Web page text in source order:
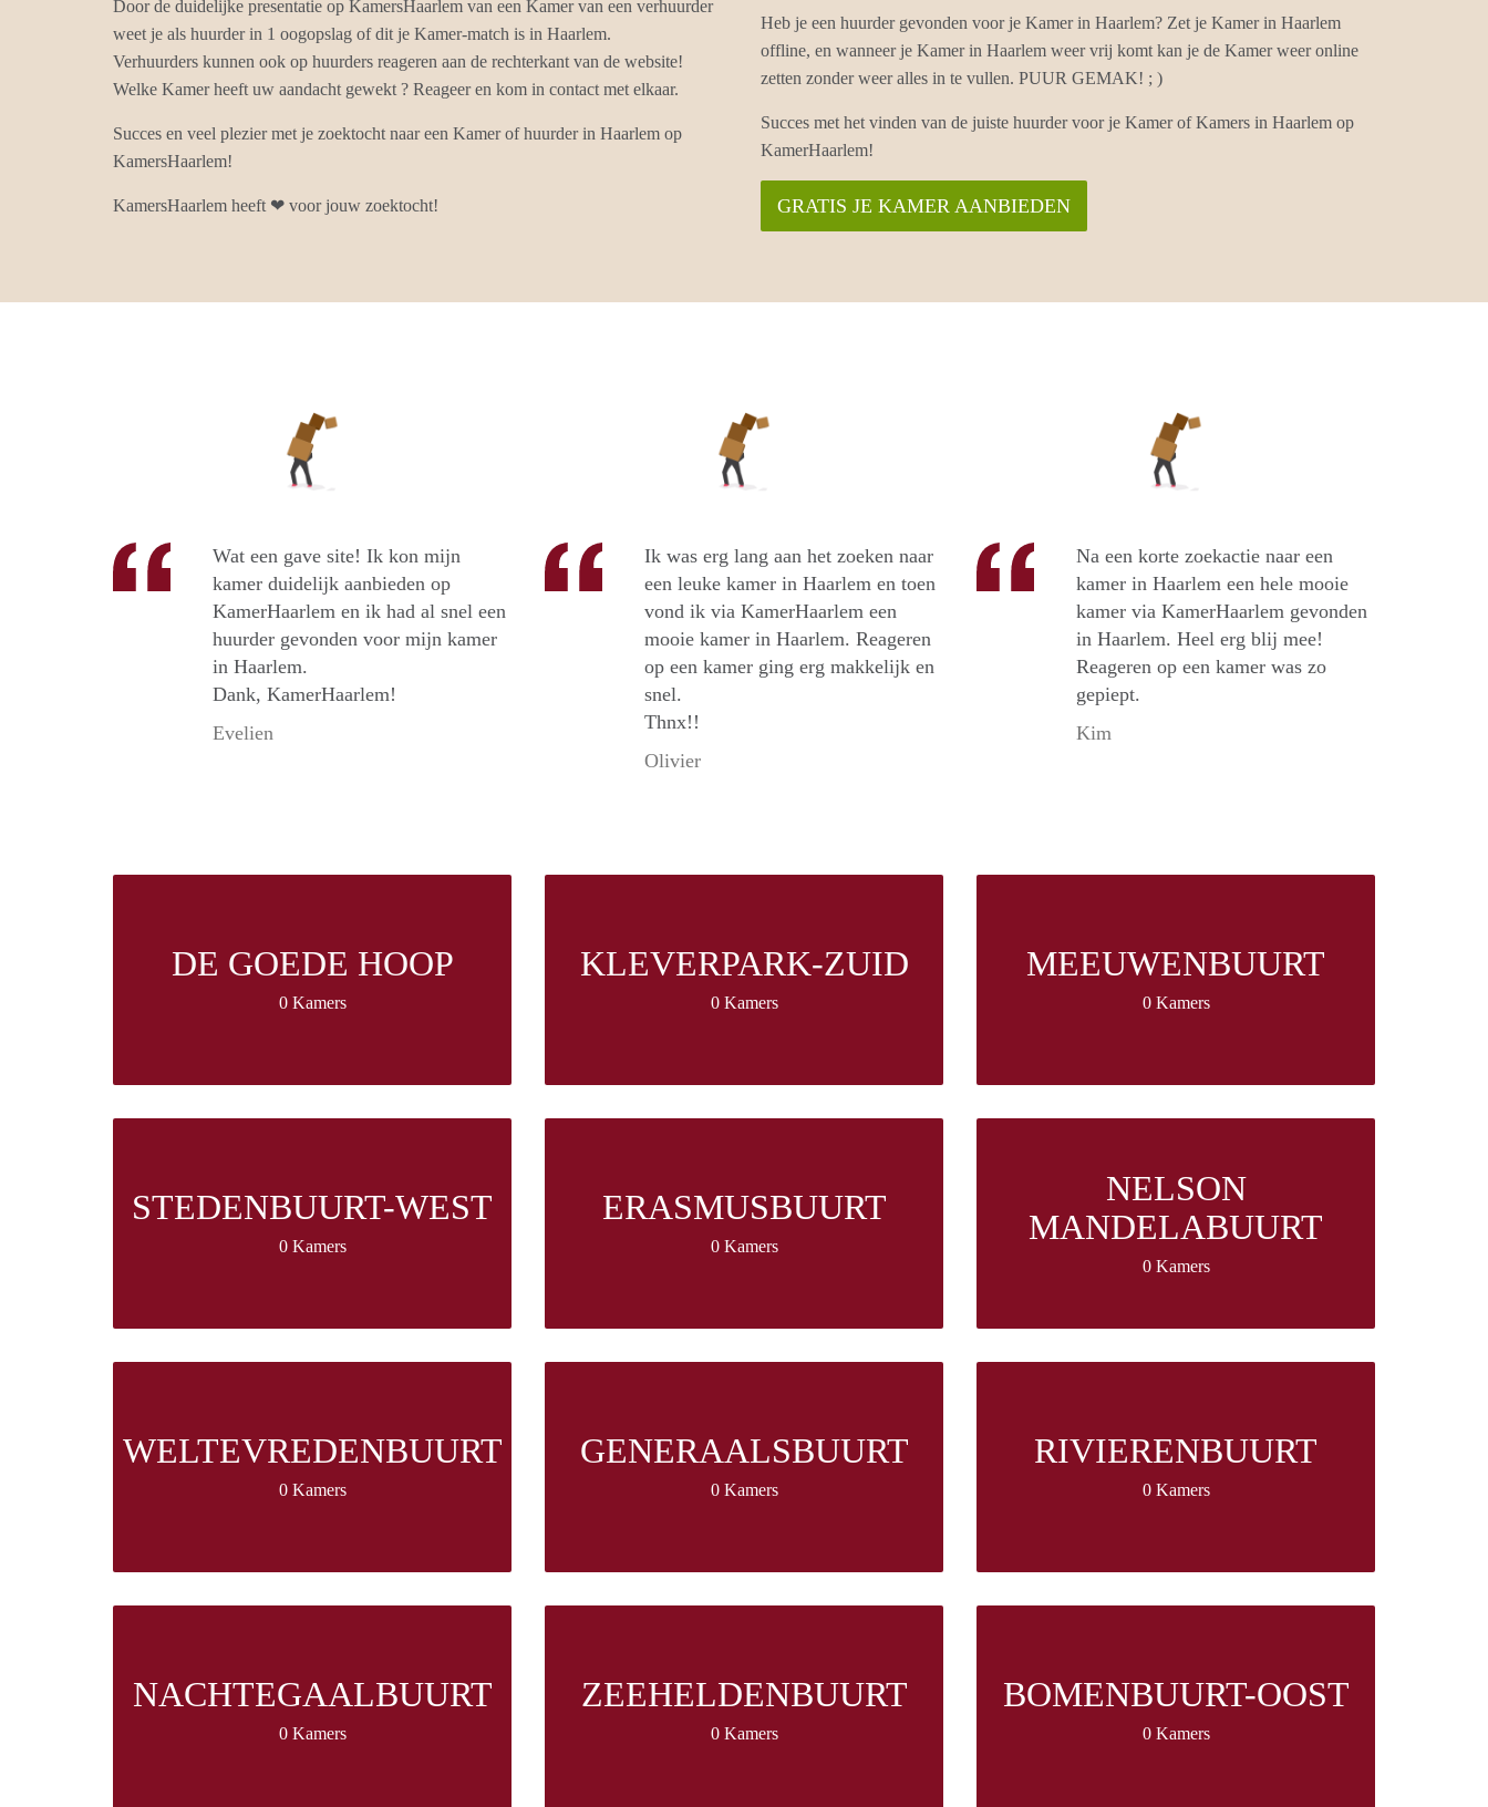
Door de duidelijke presentatie op KamersHaarlem van een Kamer van een verhuurder
weet je als huurder in 1 oogopslag of dit je Kamer-match is in Haarlem.
Verhuurders kunnen ook op huurders reageren aan de rechterkant van de website!
Welke Kamer heeft uw aandacht gewekt ? Reageer en kom in contact met elkaar.
Succes en veel plezier met je zoektocht naar een Kamer of huurder in Haarlem op
KamersHaarlem!
KamersHaarlem heeft ❤ voor jouw zoektocht!
Heb je een huurder gevonden voor je Kamer in Haarlem? Zet je Kamer in Haarlem
offline, en wanneer je Kamer in Haarlem weer vrij komt kan je de Kamer weer online
zetten zonder weer alles in te vullen. PUUR GEMAK! ; )
Succes met het vinden van de juiste huurder voor je Kamer of Kamers in Haarlem op
KamerHaarlem!
GRATIS JE KAMER AANBIEDEN
Wat een gave site! Ik kon mijn
kamer duidelijk aanbieden op
KamerHaarlem en ik had al snel een
huurder gevonden voor mijn kamer
in Haarlem.
Dank, KamerHaarlem!
Evelien
Ik was erg lang aan het zoeken naar
een leuke kamer in Haarlem en toen
vond ik via KamerHaarlem een
mooie kamer in Haarlem. Reageren
op een kamer ging erg makkelijk en
snel.
Thnx!!
Olivier
Na een korte zoekactie naar een
kamer in Haarlem een hele mooie
kamer via KamerHaarlem gevonden
in Haarlem. Heel erg blij mee!
Reageren op een kamer was zo
gepiept.
Kim
DE GOEDE HOOP
0 Kamers
KLEVERPARK-ZUID
0 Kamers
MEEUWENBUURT
0 Kamers
STEDENBUURT-WEST
0 Kamers
ERASMUSBUURT
0 Kamers
NELSON
MANDELABUURT
0 Kamers
WELTEVREDENBUURT
0 Kamers
GENERAALSBUURT
0 Kamers
RIVIERENBUURT
0 Kamers
NACHTEGAALBUURT
0 Kamers
ZEEHELDENBUURT
0 Kamers
BOMENBUURT-OOST
0 Kamers